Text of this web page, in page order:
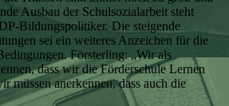
Ausbau der Schulsozialarbeit steht
Bildungspolitiker. Die steigende
sei ein weiteres Anzeichen für die
Försterling: „Wir als
dass wir die Förderschule Lernen
müssen anerkennen, dass auch die